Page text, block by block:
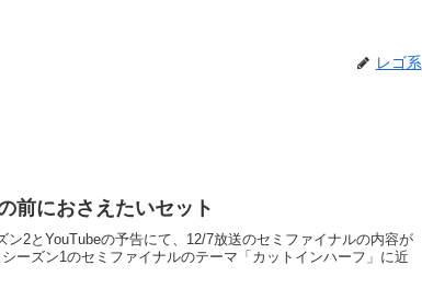
レゴ系
前におさえたいセット
2とYouTubeの予告にて、12/7放送のセミファイナルの内容が
ーズン1のセミファイナルのテーマ「カットインハーフ」に近